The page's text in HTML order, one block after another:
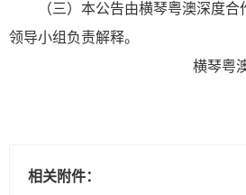
（三）本公告由横琴粤澳深度合
领导小组负责解释。
横琴粤澳
相关附件：